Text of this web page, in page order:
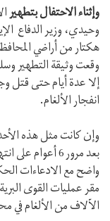
وإثناء الاحتفال بتطهير
وقعت وثيقة التطهير
إلا عدة أيام حتى قتل
انفجار الألغام.
بعد مرور 6
واضح مع الادعاءات
مقر عمليات القوى
الآلاف من الألغام في